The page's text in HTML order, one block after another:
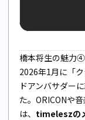
橋本将生の魅力
2026年1月に「
ドアンバサダー
た。ORICONや
は、 timeleszの